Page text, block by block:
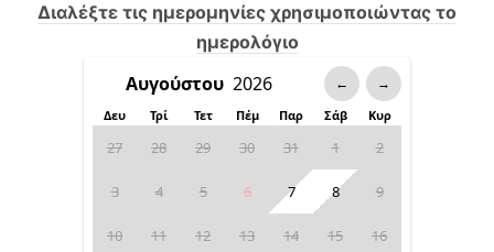
Διαλέξτε τις ημερομηνίες χρησιμοποιώντας το
ημερολόγιο
← →
Δευ Τρί Τετ Πέμ Παρ Σάβ Κυρ
27 28 29 30 31 1 2
3 4 5 6 7 8 9
10 11 12 13 14 15 16